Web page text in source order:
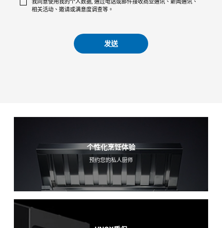
我同意使用我的个人数据, 通过电话或邮件接收商业通讯、新闻通讯、
相关活动、邀请或满意度调查等。
发送
个性化烹饪体验
预约您的私人厨师